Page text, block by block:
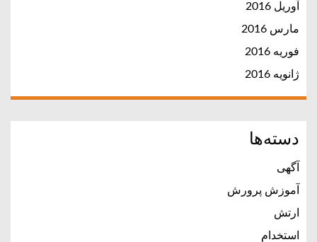
آوریل 2016
مارس 2016
فوریه 2016
ژانویه 2016
دسته‌ها
آگهی
آموزش پرورش
ارتش
استخدام